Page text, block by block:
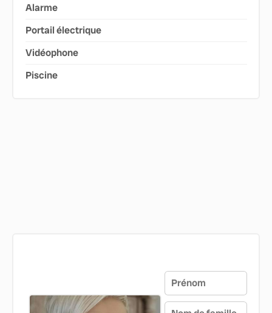
Alarme
Portail électrique
Vidéophone
Piscine